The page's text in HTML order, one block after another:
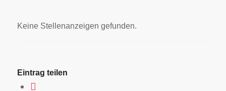
Keine Stellenanzeigen gefunden.
Eintrag teilen